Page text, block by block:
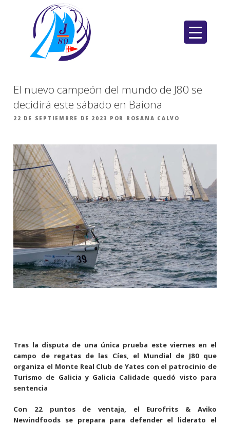
El nuevo campeón del mundo de J80 se
decidirá este sábado en Baiona
PUBLICADO
22 DE SEPTIEMBRE DE 2023 POR ROSANA CALVO
Tras la disputa de una única prueba este viernes en el
campo de regatas de las Cíes, el Mundial de J80 que
organiza el Monte Real Club de Yates con el patrocinio de
Turismo de Galicia y Galicia Calidade quedó visto para
sentencia
Con 22 puntos de ventaja, el Eurofrits & Aviko
Newindfoods se prepara para defender el liderato el